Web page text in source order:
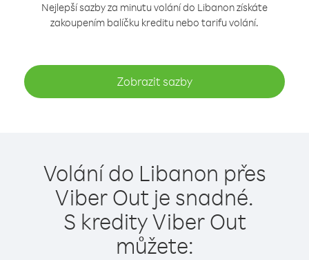
Nejlepší sazby za minutu volání do Libanon získáte
zakoupením balíčku kreditu nebo tarifu volání.
Zobrazit sazby
Volání do Libanon přes
Viber Out je snadné.
S kredity Viber Out
můžete: